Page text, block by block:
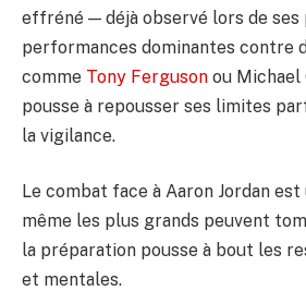
effréné — déjà observé lors de ses
performances dominantes contre
comme Tony Ferguson ou Michael
pousse à repousser ses limites
la vigilance.
Le combat face à Aaron Jordan
même les plus grands peuvent
la préparation pousse à bout les
et mentales.